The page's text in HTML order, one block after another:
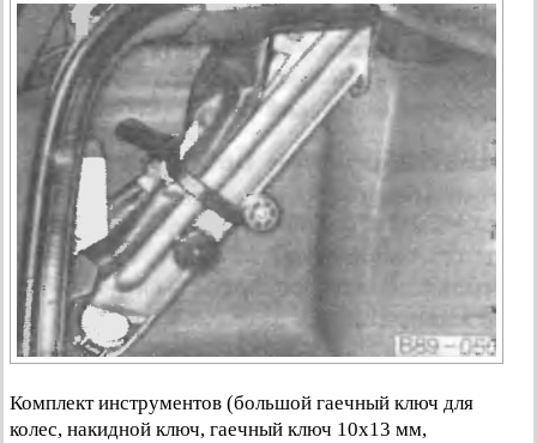
Комплект инструментов (большой гаечный ключ для
колес, накидной ключ, гаечный ключ 10x13 мм,